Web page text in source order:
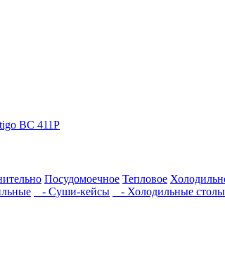
BC 411P
Посудомоечное Тепловое
- Суши-кейсы - Холодильные